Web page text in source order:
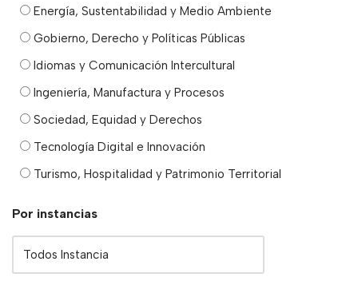
Energía, Sustentabilidad y Medio Ambiente
Gobierno, Derecho y Políticas Públicas
Idiomas y Comunicación Intercultural
Ingeniería, Manufactura y Procesos
Sociedad, Equidad y Derechos
Tecnología Digital e Innovación
Turismo, Hospitalidad y Patrimonio Territorial
Por instancias